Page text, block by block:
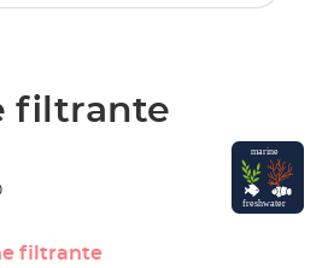
filtrante
filtrante